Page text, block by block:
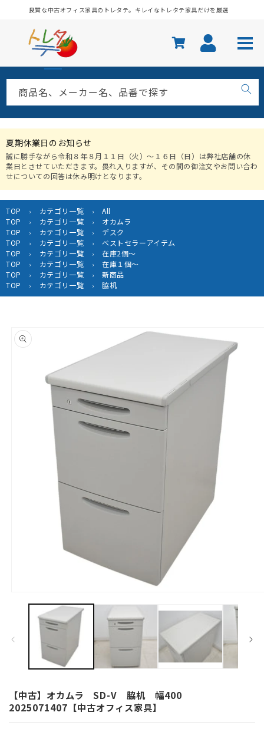
ンツに
良質な中古オフィス家具のトレタテ。キレイなトレタテ家具だけを厳選
商品名、メーカー名、品番で探す
夏期休業日のお知らせ
誠に勝手ながら令和８年８月１１日（火）〜１６日（日）は弊社店舗の休
業日とさせていただきます。畏れ入りますが、その間の御注文やお問い合わ
せについての回答は休み明けとなります。
TOP › カテゴリ一覧 ›
All
TOP
› カテゴリ一覧 ›
オカムラ
TOP
› カテゴリ一覧 ›
デスク
TOP
› カテゴリ一覧 ›
ベストセラーアイテム
TOP
› カテゴリ一覧 ›
在庫2個～
TOP
› カテゴリ一覧 ›
在庫１個～
TOP
› カテゴリ一覧 ›
新商品
TOP
› カテゴリ一覧 › 脇机
報にス
キップ
で
(1)
を
開
く
【中古】オカムラ SD-V 脇机 幅400
2025071407【中古オフィス家具】